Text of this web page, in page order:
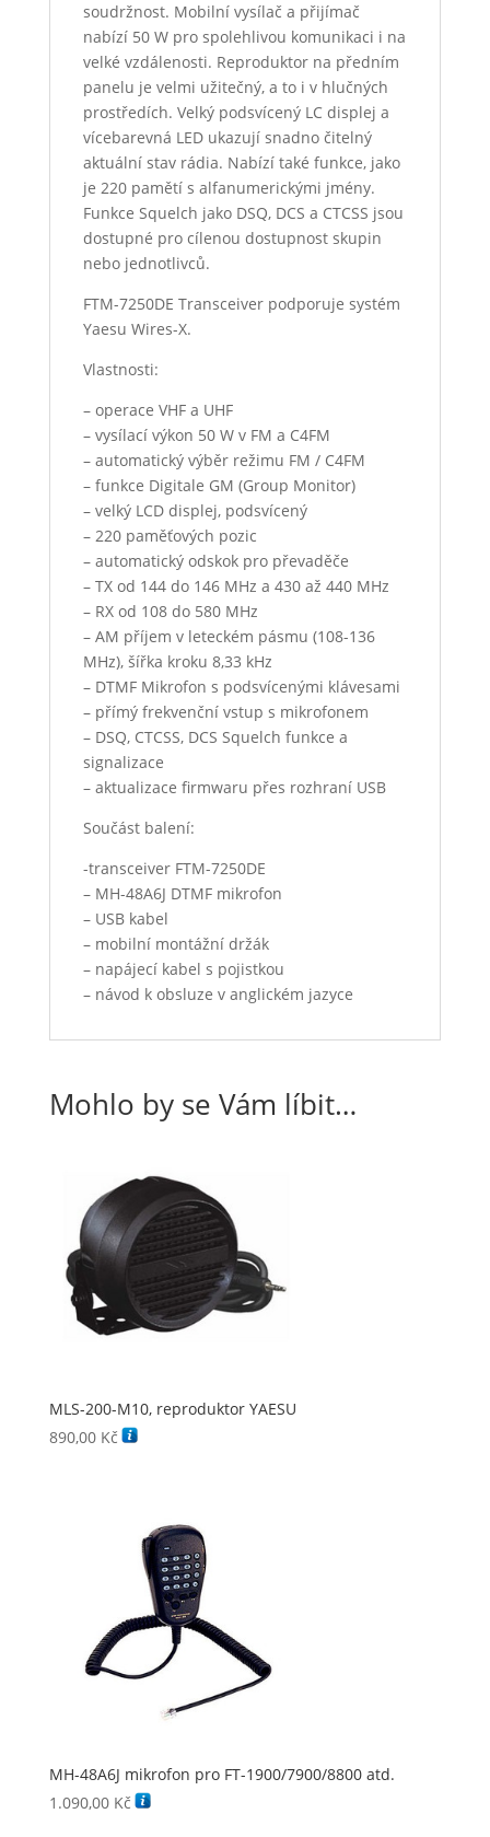
soudržnost. Mobilní vysílač a přijímač
nabízí 50 W pro spolehlivou komunikaci i na
velké vzdálenosti. Reproduktor na předním
panelu je velmi užitečný, a to i v hlučných
prostředích. Velký podsvícený LC displej a
vícebarevná LED ukazují snadno čitelný
aktuální stav rádia. Nabízí také funkce, jako
je 220 pamětí s alfanumerickými jmény.
Funkce Squelch jako DSQ, DCS a CTCSS jsou
dostupné pro cílenou dostupnost skupin
nebo jednotlivců.
FTM-7250DE Transceiver podporuje systém
Yaesu Wires-X.
Vlastnosti:
– operace VHF a UHF
– vysílací výkon 50 W v FM a C4FM
– automatický výběr režimu FM / C4FM
– funkce Digitale GM (Group Monitor)
– velký LCD displej, podsvícený
– 220 paměťových pozic
– automatický odskok pro převaděče
– TX od 144 do 146 MHz a 430 až 440 MHz
– RX od 108 do 580 MHz
– AM příjem v leteckém pásmu (108-136
MHz), šířka kroku 8,33 kHz
– DTMF Mikrofon s podsvícenými klávesami
– přímý frekvenční vstup s mikrofonem
– DSQ, CTCSS, DCS Squelch funkce a
signalizace
– aktualizace firmwaru přes rozhraní USB
Součást balení:
-transceiver FTM-7250DE
– MH-48A6J DTMF mikrofon
– USB kabel
– mobilní montážní držák
– napájecí kabel s pojistkou
– návod k obsluze v anglickém jazyce
Mohlo by se Vám líbit…
MLS-200-M10, reproduktor YAESU
890,00 Kč
MH-48A6J mikrofon pro FT-1900/7900/8800 atd.
1.090,00 Kč